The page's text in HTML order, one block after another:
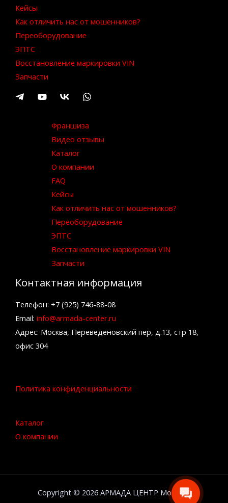
Кейсы
Как отличить нас от мошенников?
Переоборудование
ЭПТС
Восстановление маркировки VIN
Запчасти
Франшиза
Видео отзывы
Каталог
О компании
FAQ
Кейсы
Как отличить нас от мошенников?
Переоборудование
ЭПТС
Восстановление маркировки VIN
Запчасти
Контактная информация
Телефон: +7 (925) 746-88-08
Email: info@armada-center.ru
Адрес: Москва, Переведеновский пер, д.13, стр 18,
офис 304
Политика конфиденциальности
Каталог
О компании
Copyright © 2026 АРМАДА ЦЕНТР Москва